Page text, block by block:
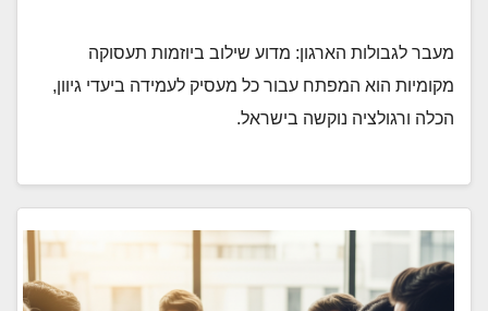
מעבר לגבולות הארגון: מדוע שילוב ביוזמות תעסוקה
מקומיות הוא המפתח עבור כל מעסיק לעמידה ביעדי גיוון,
הכלה ורגולציה נוקשה בישראל.